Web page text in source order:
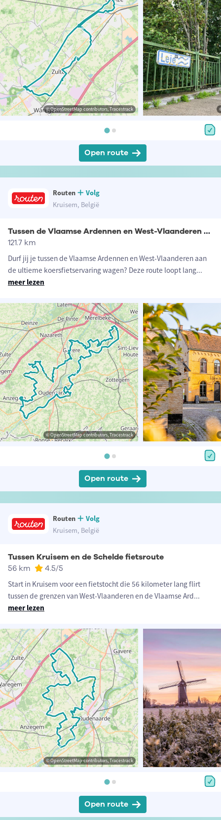
© OpenStreetMap contributors, Tracestrack
Open route
Routen
Volg
Kruisem, België
Tussen de Vlaamse Ardennen en West-Vlaanderen koersfietsroute
121.7 km
Durf jij je tussen de Vlaamse Ardennen en West-Vlaanderen aan
de ultieme koersfietservaring wagen? Deze route loopt lang...
meer lezen
© OpenStreetMap contributors, Tracestrack
Open route
Routen
Volg
Kruisem, België
Tussen Kruisem en de Schelde fietsroute
56 km 4.5/5
Start in Kruisem voor een fietstocht die 56 kilometer lang flirt
tussen de grenzen van West-Vlaanderen en de Vlaamse Ard...
meer lezen
© OpenStreetMap contributors, Tracestrack
Open route